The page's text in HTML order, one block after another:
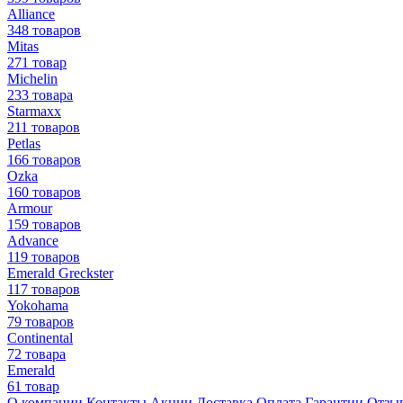
Alliance
348 товаров
Mitas
271 товар
Michelin
233 товара
Starmaxx
211 товаров
Petlas
166 товаров
Ozka
160 товаров
Armour
159 товаров
Advance
119 товаров
Emerald Greckster
117 товаров
Yokohama
79 товаров
Continental
72 товара
Emerald
61 товар